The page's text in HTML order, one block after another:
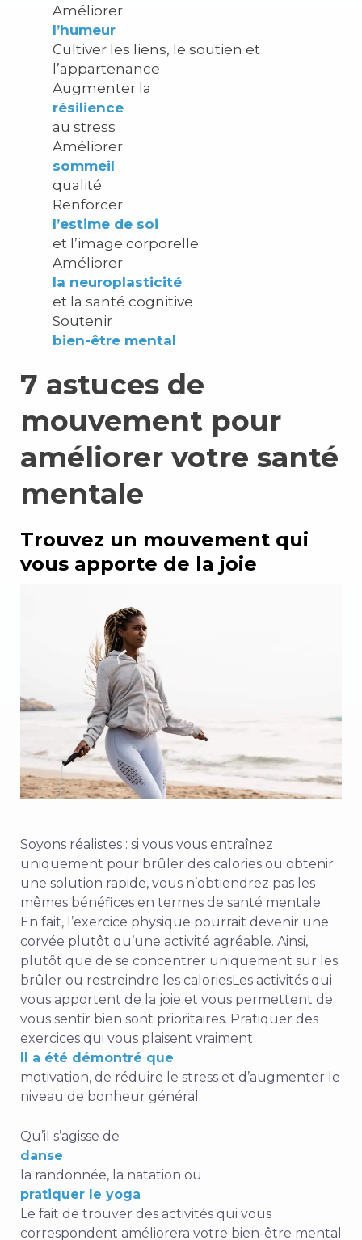
Améliorer
l’humeur
Cultiver les liens, le soutien et
l’appartenance
Augmenter la
résilience
au stress
Améliorer
sommeil
qualité
Renforcer
l’estime de soi
et l’image corporelle
Améliorer
la neuroplasticité
et la santé cognitive
Soutenir
bien-être mental
7 astuces de
mouvement pour
améliorer votre santé
mentale
Trouvez un mouvement qui
vous apporte de la joie
Soyons réalistes : si vous vous entraînez
uniquement pour brûler des calories ou obtenir
une solution rapide, vous n’obtiendrez pas les
mêmes bénéfices en termes de santé mentale.
En fait, l’exercice physique pourrait devenir une
corvée plutôt qu’une activité agréable. Ainsi,
plutôt que de se concentrer uniquement sur les
brûler ou restreindre les caloriesLes activités qui
vous apportent de la joie et vous permettent de
vous sentir bien sont prioritaires. Pratiquer des
exercices qui vous plaisent vraiment
Il a été démontré que
motivation, de réduire le stress et d’augmenter le
niveau de bonheur général.
Qu’il s’agisse de
danse
la randonnée, la natation ou
pratiquer le yoga
Le fait de trouver des activités qui vous
correspondent améliorera votre bien-être mental